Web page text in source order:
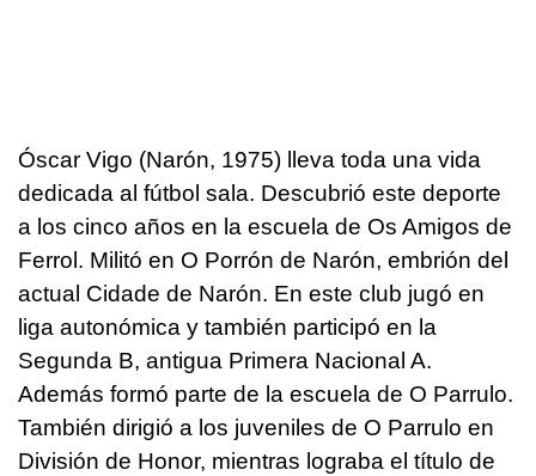
Óscar Vigo (Narón, 1975) lleva toda una vida
dedicada al fútbol sala. Descubrió este deporte
a los cinco años en la escuela de Os Amigos de
Ferrol. Militó en O Porrón de Narón, embrión del
actual Cidade de Narón. En este club jugó en
liga autonómica y también participó en la
Segunda B, antigua Primera Nacional A.
Además formó parte de la escuela de O Parrulo.
También dirigió a los juveniles de O Parrulo en
División de Honor, mientras lograba el título de